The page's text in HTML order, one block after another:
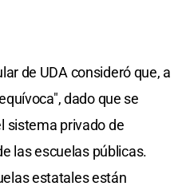
de UDA consideró que, a
dado que se
sistema privado de
las escuelas públicas.
estatales están